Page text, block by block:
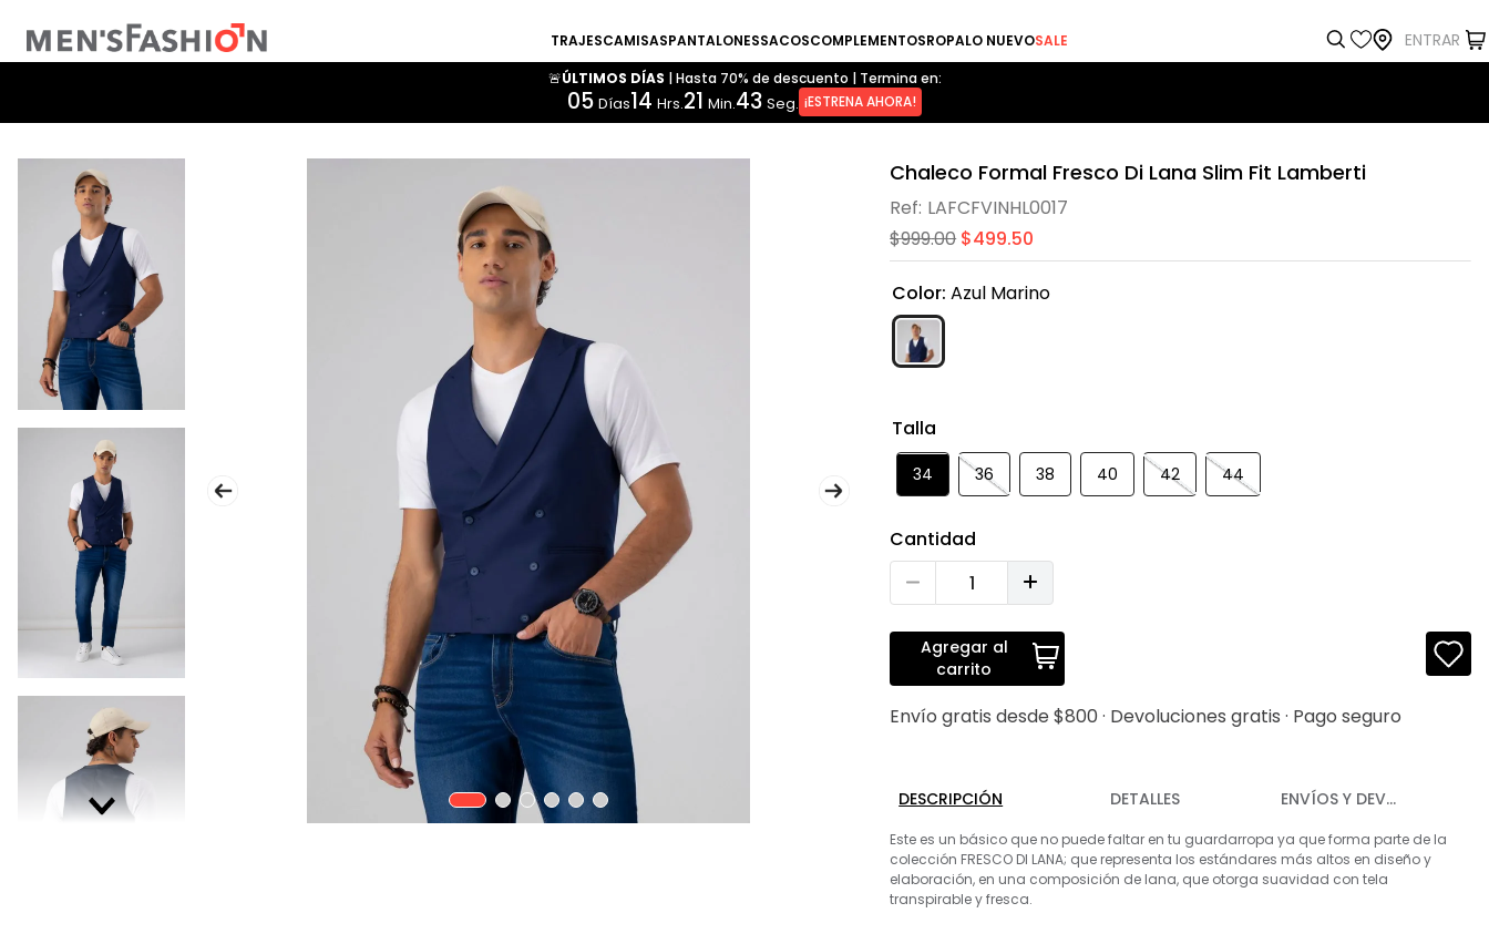
TRAJESCAMISASPANTALONESSACOSCOMPLEMENTOSROPALO NUEVOSALE ENTRAR
🚨ÚLTIMOS DÍAS | Hasta 70% de descuento | Termina en:
05 Días14 Hrs.21 Min.42 Seg. ¡ESTRENA AHORA!
Chaleco Formal Fresco Di Lana Slim Fit Lamberti
LAFCFVINHL0017
$999.00 $499.50
Talla
34 36 38 40 42 44
Color: Azul Marino
Cantidad
Agregar al
carrito
Envío gratis desde $800 · Devoluciones gratis · Pago seguro
DESCRIPCIÓN DETALLES ENVÍOS Y DEVOLUCIONES
Este es un básico que no puede faltar en tu guardarropa ya que forma parte de la
colección FRESCO DI LANA; que representa los estándares más altos en diseño y
elaboración, en una composición de lana, que otorga suavidad con tela
transpirable y fresca.
TÉRMINOS MÁS BUSCADOS
traje
pantalon
camisa
saco
chamarra
sobrecamisa
7.
playera
smoking
chaleco
abrigo